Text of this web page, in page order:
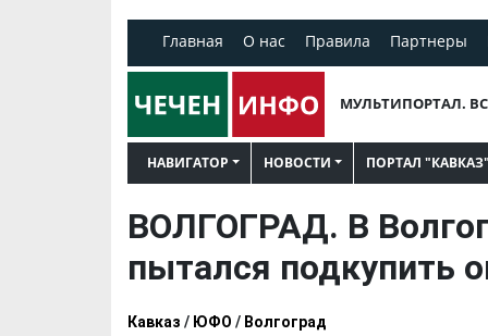
Главная О нас Правила Партнеры
МУЛЬТИПОРТАЛ.
НАВИГАТОР НОВОСТИ ПОРТАЛ "КАВКАЗ"
ВОЛГОГРАД. В
пытался подкупить
Кавказ / ЮФО / Волгоград